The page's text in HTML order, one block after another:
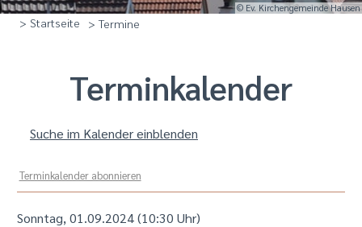
© Ev. Kirchengemeinde Hausen
> Startseite > Termine
Termin­kalender
Suche im Kalender einblenden
Terminkalender abonnieren
Sonntag, 01.09.2024 (10:30 Uhr)